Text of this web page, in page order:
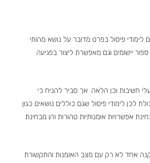
פיסול בפרט מדובר על נושא מהותי
יישומים וגם מאפשרת ליצור בפגיעה
חשיבות וכן הלאה. אך סביר להניח כי
לכן לימודי פיסול שגם כוללים נושאים כגון
אפשרויות אומנותיות טהורות והן מבחינת
בקנה אחד לא רק עם מצב האומנות והתקשורת